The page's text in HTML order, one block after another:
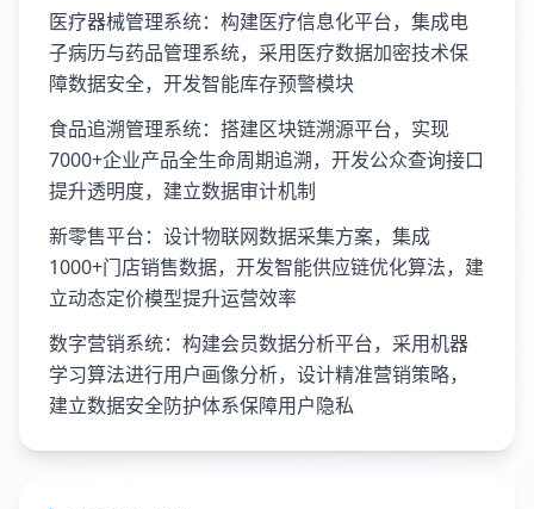
医疗器械管理系统：构建医疗信息化平台，集成电
子病历与药品管理系统，采用医疗数据加密技术保
障数据安全，开发智能库存预警模块
食品追溯管理系统：搭建区块链溯源平台，实现
7000+企业产品全生命周期追溯，开发公众查询接口
提升透明度，建立数据审计机制
新零售平台：设计物联网数据采集方案，集成
1000+门店销售数据，开发智能供应链优化算法，建
立动态定价模型提升运营效率
数字营销系统：构建会员数据分析平台，采用机器
学习算法进行用户画像分析，设计精准营销策略，
建立数据安全防护体系保障用户隐私